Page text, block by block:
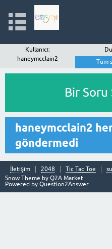
Kullanıcı:
haneymcclain2
Tüm
Bir Soru
haneymcclain2
göndermedi
İletişim 2048 Tic Tac Toe
Snow Theme by Q2A Market
Powered by Question2Answer